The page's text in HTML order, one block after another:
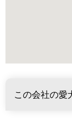
この会社の愛